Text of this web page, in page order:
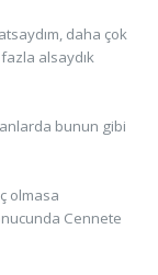
daha çok
alsaydık
bunun gibi
olmasa
Cennete